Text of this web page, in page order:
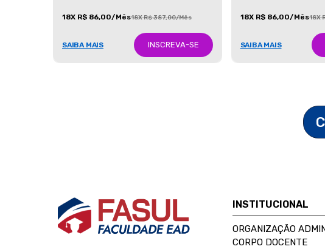
18X R$ 86,00/Mês18X R$ 387,00/Mês
SAIBA MAIS INSCREVA-SE
18X R$ 86,00/Mês18X
SAIBA MAIS
INSTITUCIONAL
ORGANIZAÇÃO
CORPO DOCENTE